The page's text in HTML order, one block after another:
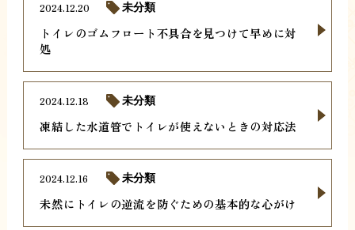
トイレのゴムフロート不具合を見つけて早めに対
処
2024.12.20 未分類
凍結した水道管でトイレが使えないときの対応法
2024.12.18 未分類
未然にトイレの逆流を防ぐための基本的な心がけ
2024.12.16 未分類